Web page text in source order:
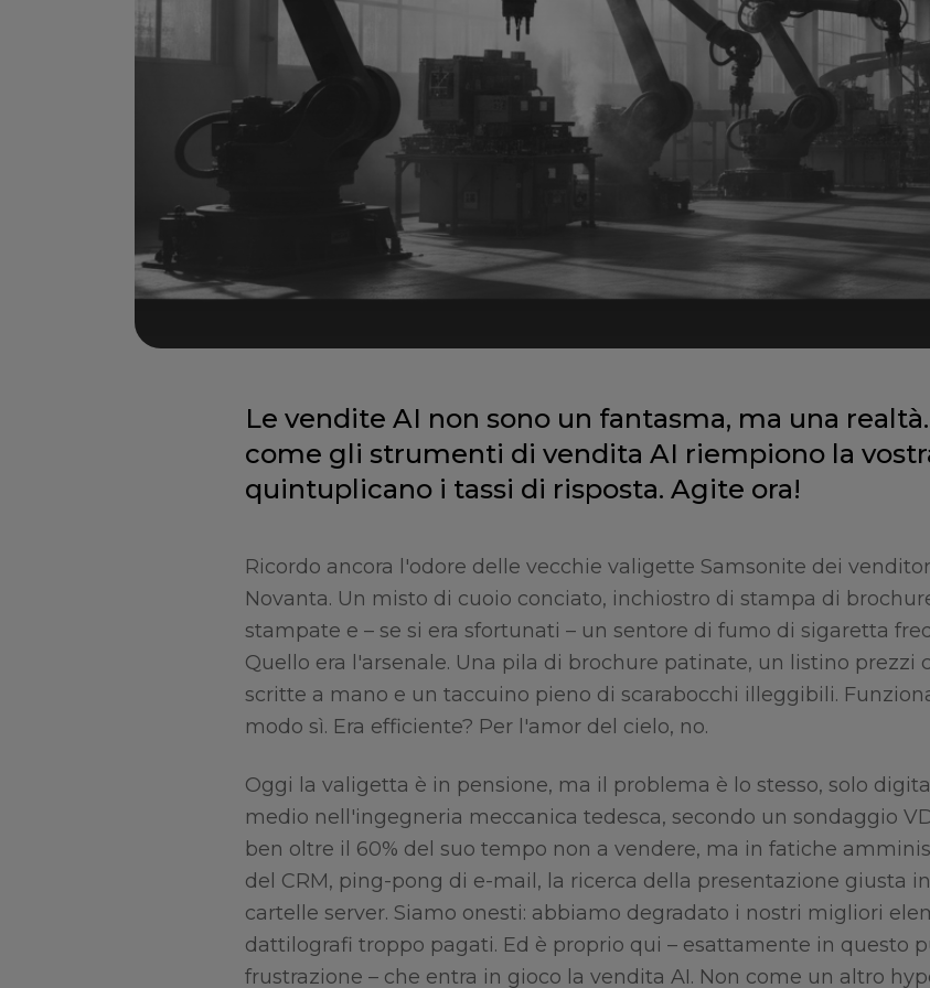
Le vendite AI non sono un fantasma, ma una
come gli strumenti di vendita AI riempiono la
quintuplicano i tassi di risposta. Agite ora!
Ricordo ancora l'odore delle vecchie valigette Samsonite dei
Novanta. Un misto di cuoio conciato, inchiostro di stampa di
stampate e – se si era sfortunati – un sentore di fumo di sigaretta
Quello era l'arsenale. Una pila di brochure patinate, un listino prezzi
scritte a mano e un taccuino pieno di scarabocchi illeggibili.
modo sì. Era efficiente? Per l'amor del cielo, no.
Oggi la valigetta è in pensione, ma il problema è lo stesso, solo
medio nell'ingegneria meccanica tedesca, secondo un sondaggio
ben oltre il 60% del suo tempo non a vendere, ma in fatiche
del CRM, ping-pong di e-mail, la ricerca della presentazione giusta
cartelle server. Siamo onesti: abbiamo degradato i nostri migliori
dattilografi troppo pagati. Ed è proprio qui – esattamente in questo
frustrazione – che entra in gioco la vendita AI. Non come un altro